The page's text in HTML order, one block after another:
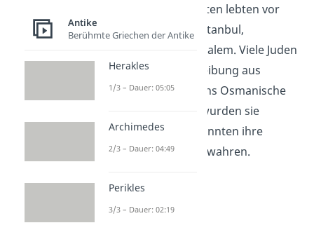
Jüdische Gemeinschaften lebten vor
allem in Städten wie Istanbul,
Thessaloniki und Jerusalem. Viele Juden
waren nach der Vertreibung aus
Spanien im Jahr 1492 ins Osmanische
Reich geflohen. Dort wurden sie
aufgenommen und konnten ihre
Religion und Kultur bewahren.
Antike
Berühmte Griechen der Antike
Herakles
1/3 – Dauer: 05:05
Archimedes
2/3 – Dauer: 04:49
Perikles
3/3 – Dauer: 02:19